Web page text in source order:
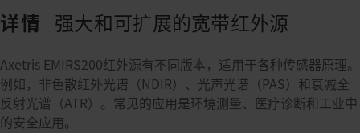
详情 强大和可扩展的宽带红外源
Axetris EMIRS200红外源有不同版本，适用于各种传感器原理。
例如，非色散红外光谱（NDIR）、光声光谱（PAS）和衰减全
反射光谱（ATR）。常见的应用是环境测量、医疗诊断和工业中
的安全应用。